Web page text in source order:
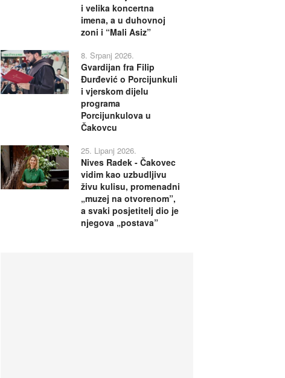
i velika koncertna
imena, a u duhovnoj
zoni i “Mali Asiz”
8. Srpanj 2026.
Gvardijan fra Filip
Đurđević o Porcijunkuli
i vjerskom dijelu
programa
Porcijunkulova u
Čakovcu
25. Lipanj 2026.
Nives Radek - Čakovec
vidim kao uzbudljivu
živu kulisu, promenadni
„muzej na otvorenom”,
a svaki posjetitelj dio je
njegova „postava”